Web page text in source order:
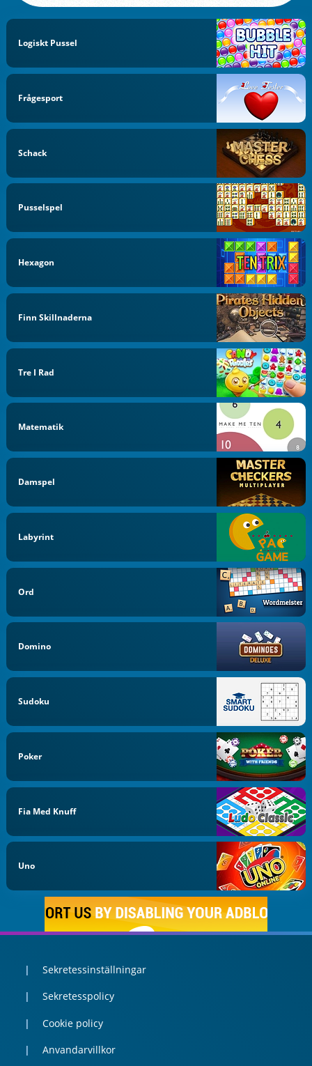
Logiskt Pussel
Frågesport
Schack
Pusselspel
Hexagon
Finn Skillnaderna
Tre I Rad
Matematik
Damspel
Labyrint
Ord
Domino
Sudoku
Poker
Fia Med Knuff
Uno
Sekretessinställningar
Sekretesspolicy
Cookie policy
Anvandarvillkor